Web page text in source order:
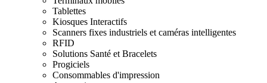
Tablettes
Kiosques Interactifs
Scanners fixes industriels et caméras intelligentes
RFID
Solutions Santé et Bracelets
Progiciels
Consommables d'impression